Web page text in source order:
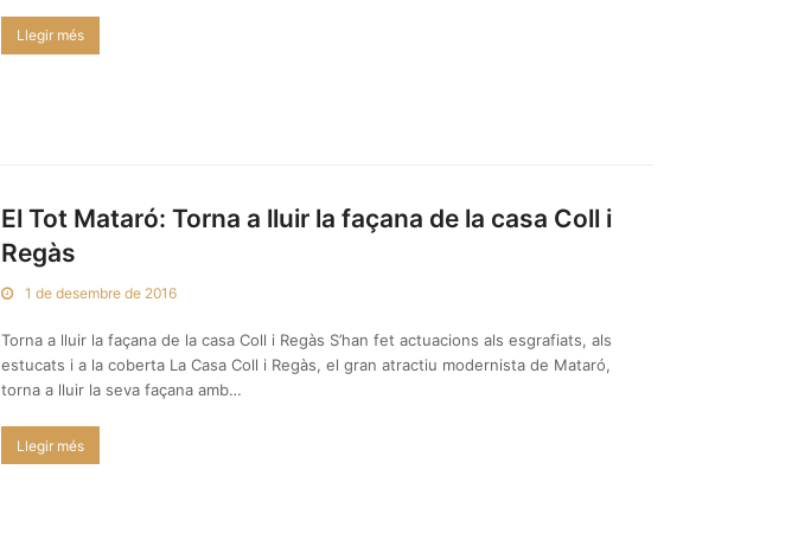
Llegir més
El Tot Mataró: Torna a lluir la façana de la casa Coll i
Regàs
1 de desembre de 2016
Torna a lluir la façana de la casa Coll i Regàs S’han fet actuacions als esgrafiats, als
estucats i a la coberta La Casa Coll i Regàs, el gran atractiu modernista de Mataró,
torna a lluir la seva façana amb…
Llegir més